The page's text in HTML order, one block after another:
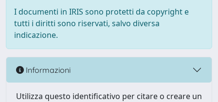
I documenti in IRIS sono protetti da copyright e
tutti i diritti sono riservati, salvo diversa
indicazione.
Informazioni
Utilizza questo identificativo per citare o creare un